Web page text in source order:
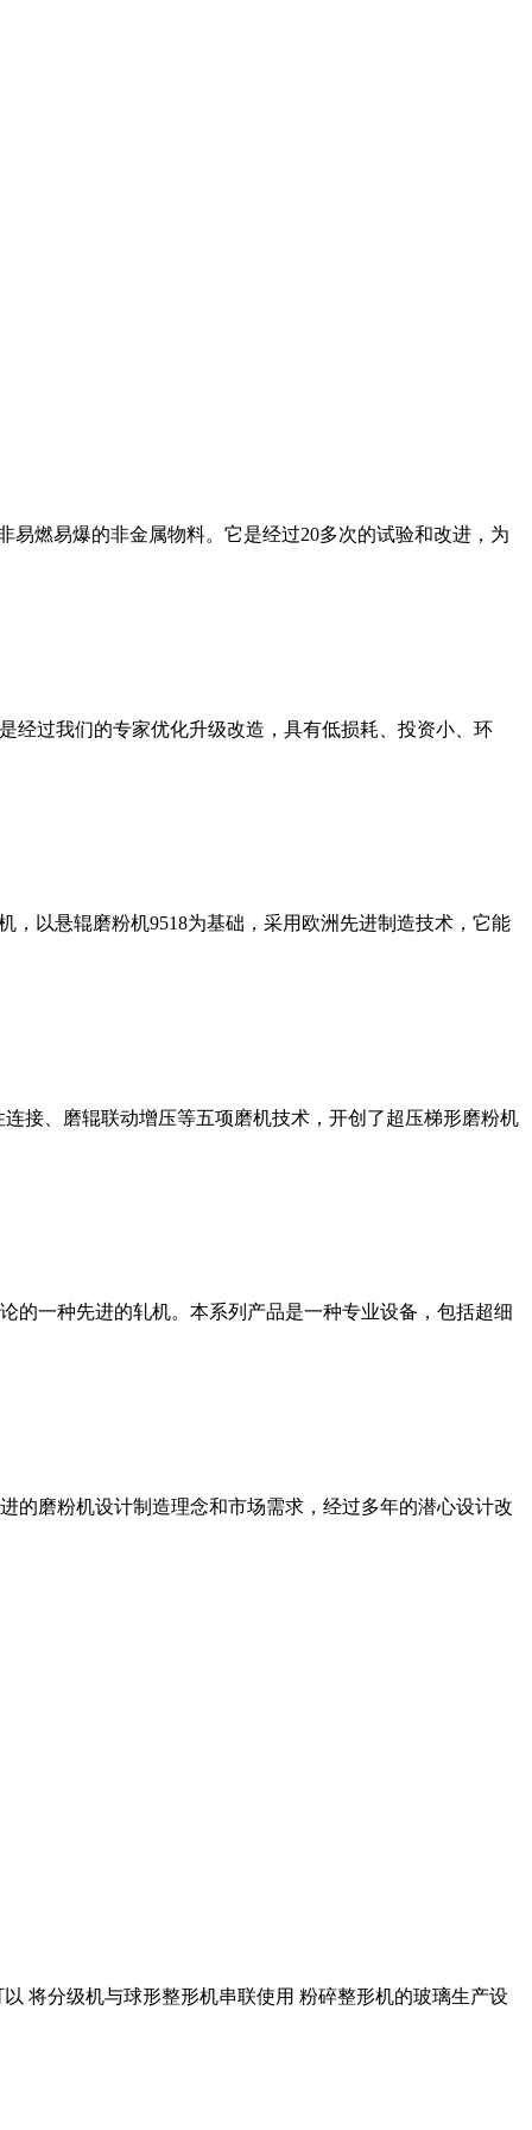
燃易爆的非金属物料。它是经过20多次的试验和改进，为
经过我们的专家优化升级改造，具有低损耗、投资小、环
以悬辊磨粉机9518为基础，采用欧洲先进制造技术，它能
接、磨辊联动增压等五项磨机技术，开创了超压梯形磨粉机
的一种先进的轧机。本系列产品是一种专业设备，包括超细
的磨粉机设计制造理念和市场需求，经过多年的潜心设计改
将分级机与球形整形机串联使用 粉碎整形机的玻璃生产设